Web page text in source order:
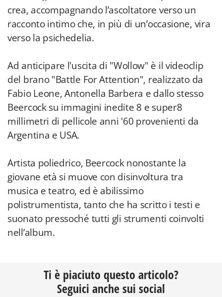
crea, accompagnando l’ascoltatore verso un
racconto intimo che, in più di un’occasione, vira
verso la psichedelia.
Ad anticipare l'uscita di "Wollow" è il videoclip
del brano "Battle For Attention", realizzato da
Fabio Leone, Antonella Barbera e dallo stesso
Beercock su immagini inedite 8 e super8
millimetri di pellicole anni '60 provenienti da
Argentina e USA.
Artista poliedrico, Beercock nonostante la
giovane età si muove con disinvoltura tra
musica e teatro, ed è abilissimo
polistrumentista, tanto che ha scritto i testi e
suonato pressoché tutti gli strumenti coinvolti
nell’album.
Ti è piaciuto questo articolo?
Seguici anche sui social